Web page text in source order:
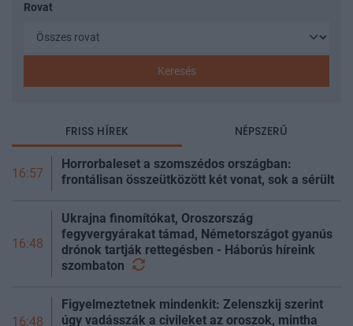
Rovat
Keresés
FRISS HÍREK NÉPSZERŰ
16:57
Horrorbaleset a szomszédos országban:
frontálisan összeütközött két vonat, sok a sérült
16:48
Ukrajna finomítókat, Oroszország
fegyvergyárakat támad, Németországot gyanús
drónok tartják rettegésben - Háborús híreink
szombaton
16:48
Figyelmeztetnek mindenkit: Zelenszkij szerint
úgy vadásszák a civileket az oroszok, mintha